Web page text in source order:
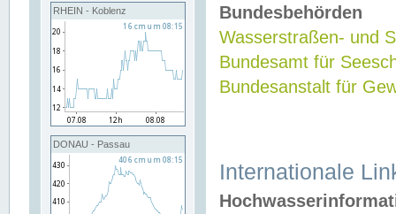
RHEIN - Koblenz
DONAU - Passau
Bundesbehörden
Wasserstraßen- und
Bundesamt für
Bundesanstalt für
Internationale